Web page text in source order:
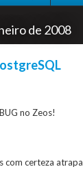
de 2008
no Zeos!
com certeza